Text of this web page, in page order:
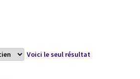
Voici le seul résultat